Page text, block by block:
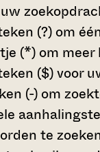
(?) om
(*) om
($)voor
(-) om
te